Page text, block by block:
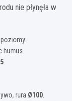
nie płynęła w
humus.
rura Ø100